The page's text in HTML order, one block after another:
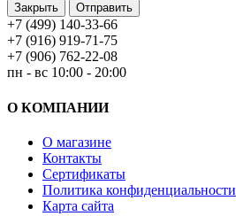
Закрыть
+7 (499) 140-33-66
+7 (916) 919-71-75
+7 (906) 762-22-08
пн - вс 10:00 - 20:00
О КОМПАНИИ
О магазине
Контакты
Сертификаты
Политика конфиденциальности
Карта сайта